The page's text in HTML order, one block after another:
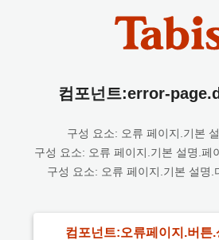
컴포넌트:error-
구성 요소: 오류 페이지.기본
구성 요소: 오류 페이지.기본 설명.페
구성 요소: 오류 페이지.기본 설명.
컴포넌트:오류페이지.버튼.